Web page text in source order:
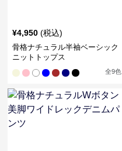
¥4,950 (税込)
骨格ナチュラル半袖ベーシック
ニットトップス
全9色